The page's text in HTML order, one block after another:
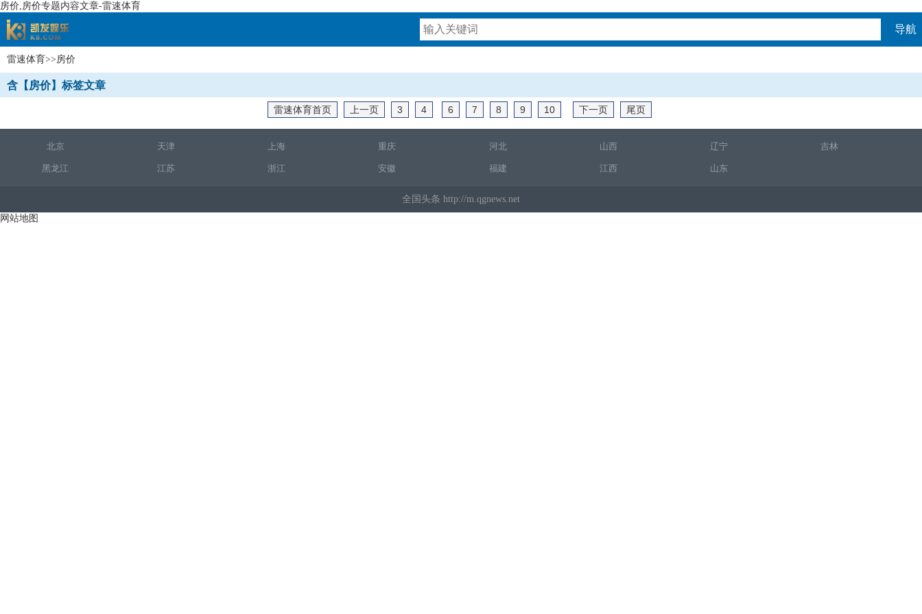
房价,房价专题内容文章-雷速体育
速体育
导航
雷速体育>>房价
含【房价】标签文章
雷速体育首页 上一页 3 4 6 7 8 9 10 下一页 尾页
北京 天津 上海 重庆 河北 山西 辽宁 吉林
黑龙江 江苏 浙江 安徽 福建 江西 山东
全国头条 http://m.qgnews.net
网站地图